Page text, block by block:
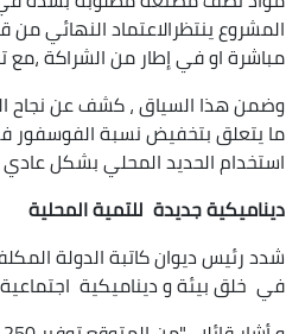
المشروع ينتظرالاعتماد النهائي
مباشرة او في إطار من الشراكة
وضمن هذا السياق ، كشف عن نجاح
استخدام الحديد المحلي بشكل
ديناميكية جديدة للتمية المحلية
شدد رئيس ديوان كاتبة الدولة
في خلق بيئة و ديناميكية